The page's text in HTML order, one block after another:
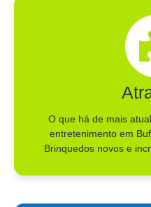
O que há de mais
entretenimento em
Brinquedos novos e